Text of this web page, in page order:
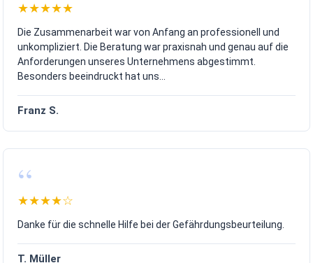
Gleichzeitige Arbeiten verschiedener Unternehmen
Ein erfahrener SiGeKo erkennt diese Gefährdungen bereits in der
Planungsphase und entwickelt gemeinsam mit allen Beteiligten
praktikable Lösungen.
weniger Unfälle
bessere Zusammenarbeit
wirtschaftlichere Bauabläufe
Ihr Bauprojekt von Anfang an professionell absichern!
Unsere Leistungen als SiGeKo
Wir begleiten Ihr Bauprojekt von der ersten Planung bis zur
★★★★★
Die Zusammenarbeit war von Anfang an professionell und
unkompliziert. Die Beratung war praxisnah und genau auf die
Anforderungen unseres Unternehmens abgestimmt.
Besonders beeindruckt hat uns...
Franz S.
★★★★☆
Danke für die schnelle Hilfe bei der Gefährdungsbeurteilung.
T. Müller